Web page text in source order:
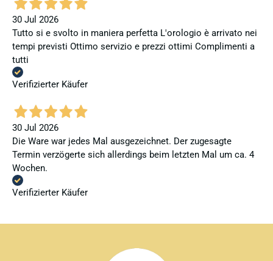
30 Jul 2026
Tutto si e svolto in maniera perfetta L'orologio è arrivato nei
tempi previsti Ottimo servizio e prezzi ottimi Complimenti a
tutti
Verifizierter Käufer
30 Jul 2026
Die Ware war jedes Mal ausgezeichnet. Der zugesagte
Termin verzögerte sich allerdings beim letzten Mal um ca. 4
Wochen.
Verifizierter Käufer